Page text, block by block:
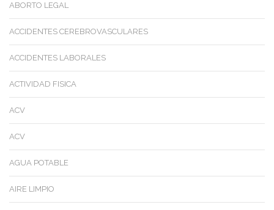
ABORTO LEGAL
ACCIDENTES CEREBROVASCULARES
ACCIDENTES LABORALES
ACTIVIDAD FISICA
ACV
ACV
AGUA POTABLE
AIRE LIMPIO